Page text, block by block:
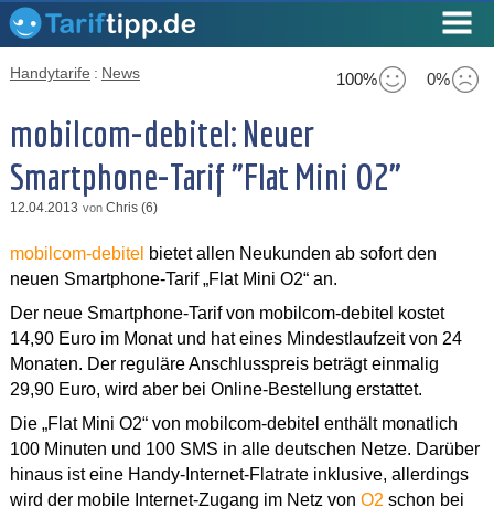
100% 0%
Handytarife : News
mobilcom-debitel: Neuer
Smartphone-Tarif "Flat Mini O2"
12.04.2013 von Chris (6)
mobilcom-debitel bietet allen Neukunden ab sofort den
neuen Smartphone-Tarif „Flat Mini O2“ an.
Der neue Smartphone-Tarif von mobilcom-debitel kostet
14,90 Euro im Monat und hat eines Mindestlaufzeit von 24
Monaten. Der reguläre Anschlusspreis beträgt einmalig
29,90 Euro, wird aber bei Online-Bestellung erstattet.
Die „Flat Mini O2“ von mobilcom-debitel enthält monatlich
100 Minuten und 100 SMS in alle deutschen Netze. Darüber
hinaus ist eine Handy-Internet-Flatrate inklusive, allerdings
wird der mobile Internet-Zugang im Netz von O2 schon bei